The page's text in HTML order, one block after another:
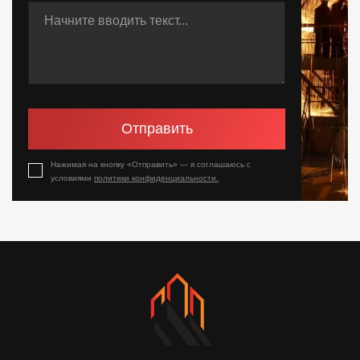
Отправить
Нажимая на кнопку «Отправить» — я соглашаюсь с
условиями политики конфиденциальности.